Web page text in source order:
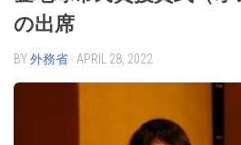
の出席
BY外務省 · APRIL 28, 2022